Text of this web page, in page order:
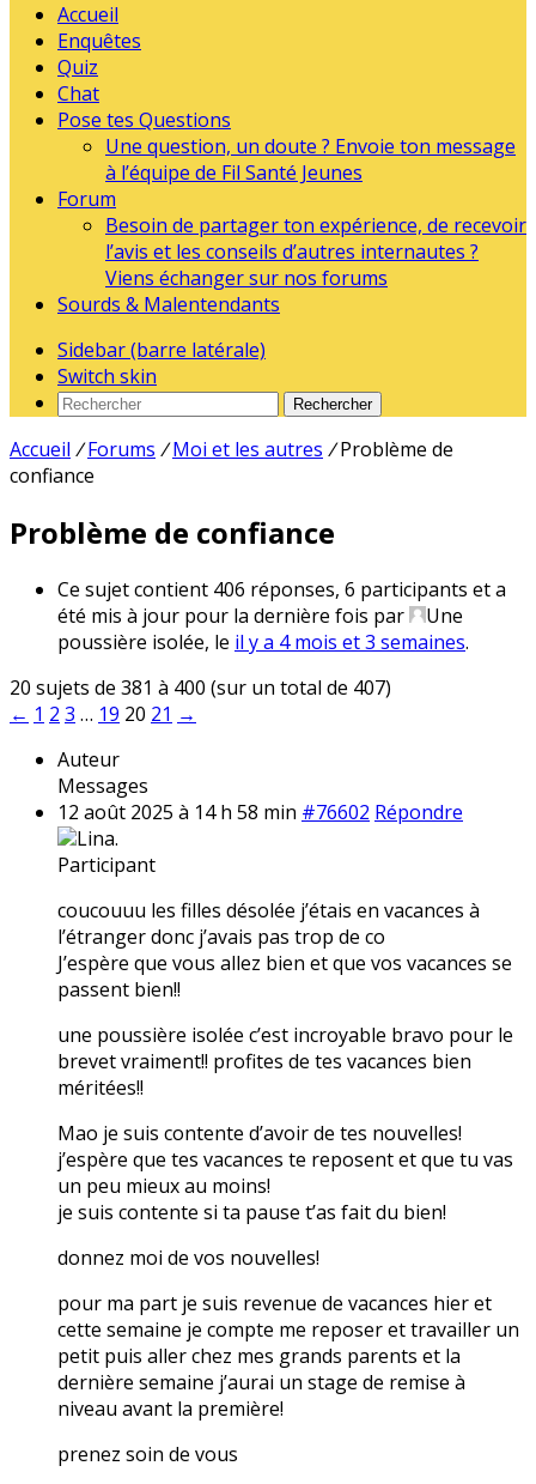
Accueil
Enquêtes
Quiz
Chat
Pose tes Questions
Une question, un doute ? Envoie ton message
à l’équipe de Fil Santé Jeunes
Forum
Besoin de partager ton expérience, de recevoir
l’avis et les conseils d’autres internautes ?
Viens échanger sur nos forums
Sourds & Malentendants
Sidebar (barre latérale)
Switch skin
Rechercher
Accueil / Forums / Moi et les autres / Problème de
confiance
Problème de confiance
Ce sujet contient 406 réponses, 6 participants et a
été mis à jour pour la dernière fois par
Une
poussière isolée, le il y a 4 mois et 3 semaines.
20 sujets de 381 à 400 (sur un total de 407)
← 1 2 3 … 19 20 21 →
Auteur
Messages
12 août 2025 à 14 h 58 min #76602 Répondre
Lina.
Participant
coucouuu les filles désolée j’étais en vacances à
l’étranger donc j’avais pas trop de co
J’espère que vous allez bien et que vos vacances se
passent bien!!
une poussière isolée c’est incroyable bravo pour le
brevet vraiment!! profites de tes vacances bien
méritées!!
Mao je suis contente d’avoir de tes nouvelles!
j’espère que tes vacances te reposent et que tu vas
un peu mieux au moins!
je suis contente si ta pause t’as fait du bien!
donnez moi de vos nouvelles!
pour ma part je suis revenue de vacances hier et
cette semaine je compte me reposer et travailler un
petit puis aller chez mes grands parents et la
dernière semaine j’aurai un stage de remise à
niveau avant la première!
prenez soin de vous